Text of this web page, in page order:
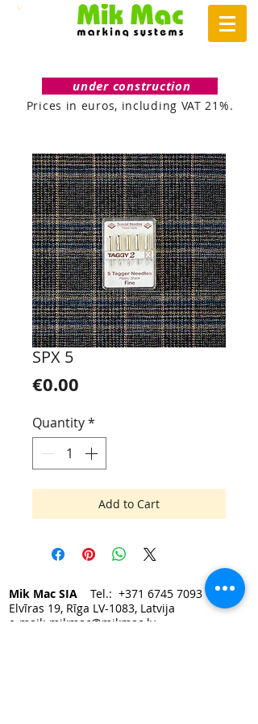
under construction
Prices in euros, including VAT 21%.
SPX 5
€0.00
Quantity*
Add to Cart
Mik Mac SIA Tel.: +371 6745 7093
Elvīras 19, Rīga LV-1083, Latvija
e-mail: mikmac@mikmac.lv